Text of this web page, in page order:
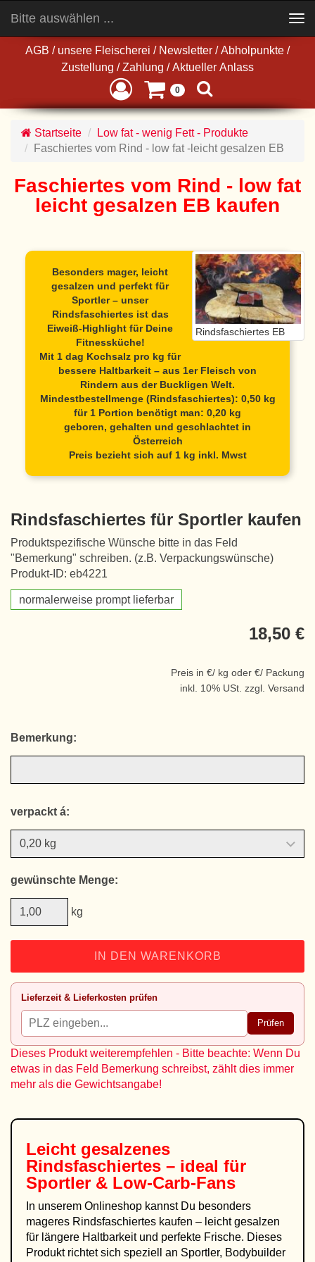
AGB / unsere Fleischerei / Newsletter / Abholpunkte /
Zustellung / Zahlung / Aktueller Anlass
0
Bitte auswählen ...
navigation
Startseite
Low fat - wenig Fett - Produkte
Faschiertes vom Rind - low fat -leicht gesalzen EB
Faschiertes vom Rind - low fat
leicht gesalzen EB kaufen
Rindsfaschiertes EB
Besonders mager, leicht
gesalzen und perfekt für
Sportler – unser
Rindsfaschiertes ist das
Eiweiß-Highlight für Deine
Fitnessküche!
Mit 1 dag Kochsalz pro kg für
bessere Haltbarkeit – aus 1er Fleisch von
Rindern aus der Buckligen Welt.
Mindestbestellmenge (Rindsfaschiertes): 0,50 kg
für 1 Portion benötigt man: 0,20 kg
geboren, gehalten und geschlachtet in
Österreich
Preis bezieht sich auf 1 kg inkl. Mwst
Rindsfaschiertes für Sportler kaufen
Produktspezifische Wünsche bitte in das Feld
"Bemerkung" schreiben. (z.B. Verpackungswünsche)
Produkt-ID: eb4221
normalerweise prompt lieferbar
18,50 €
Preis in €/ kg oder €/ Packung
inkl. 10% USt. zzgl. Versand
Bemerkung:
verpackt á:
gewünschte Menge:
kg
IN DEN WARENKORB
Lieferzeit & Lieferkosten prüfen
Prüfen
Dieses Produkt weiterempfehlen - Bitte beachte: Wenn Du
etwas in das Feld Bemerkung schreibst, zählt dies immer
mehr als die Gewichtsangabe!
Leicht gesalzenes
Rindsfaschiertes – ideal für
Sportler & Low-Carb-Fans
In unserem Onlineshop kannst Du besonders
mageres Rindsfaschiertes kaufen – leicht gesalzen
für längere Haltbarkeit und perfekte Frische. Dieses
Produkt richtet sich speziell an Sportler, Bodybuilder